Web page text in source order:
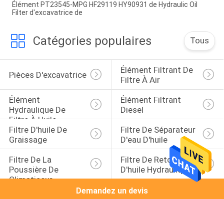
Élément PT23545-MPG HF29119 HY90931 de Hydraulic Oil
Filter d'excavatrice de
Catégories populaires Tous
Pièces D'excavatrice
Élément Filtrant De
Filtre À Air
Élément
Hydraulique De
Filtre À Huile
Élément Filtrant
Diesel
Filtre D'huile De
Graissage
Filtre De Séparateur
D'eau D'huile
Filtre De La
Poussière De
Climatiseur
Filtre De Retour
D'huile Hydraulique
Demandez un devis